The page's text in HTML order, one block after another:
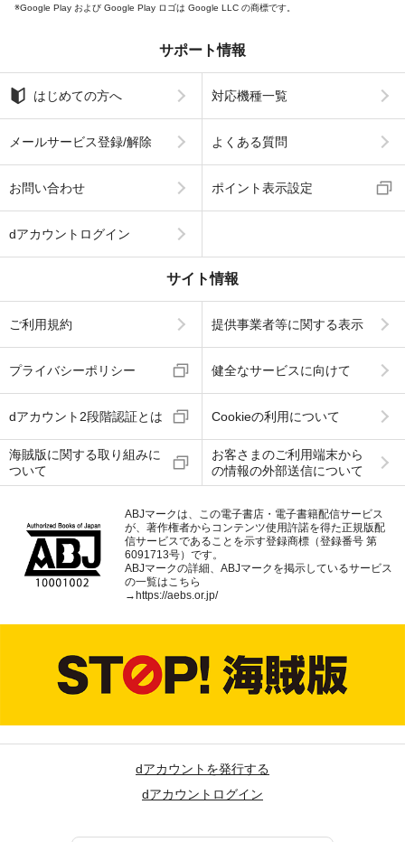
Google Play および Google Play ロゴは Google LLC の商標です。
サポート情報
はじめての方へ 対応機種一覧
メールサービス登録/解除 よくある質問
お問い合わせ ポイント表示設定
dアカウントログイン
サイト情報
ご利用規約 提供事業者等に関する表示
プライバシーポリシー 健全なサービスに向けて
dアカウント2段階認証とは Cookieの利用について
海賊版に関する取り組みに
ついて
お客さまのご利用端末から
の情報の外部送信について
ABJマークは、この電子書店・電子書籍配信サービス
が、著作権者からコンテンツ使用許諾を得た正規版配
信サービスであることを示す登録商標（登録番号 第
6091713号）です。
ABJマークの詳細、ABJマークを掲示しているサービス
の一覧はこちら
→ https://aebs.or.jp/
dアカウントを発行する
dアカウントログイン